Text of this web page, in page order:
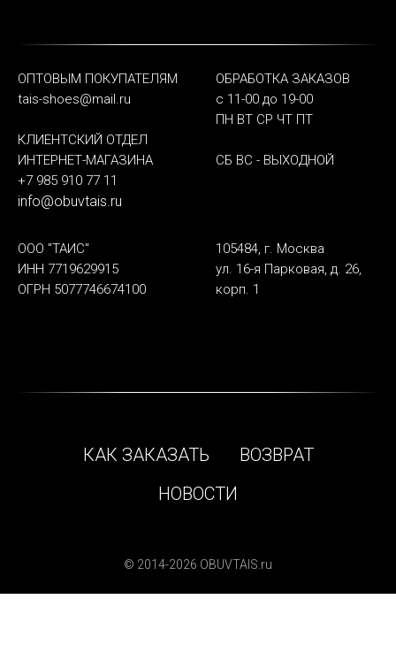
ОПТОВЫМ ПОКУПАТЕЛЯМ
tais-shoes@mail.ru
КЛИЕНТСКИЙ ОТДЕЛ
ИНТЕРНЕТ-МАГАЗИНА
+7 985 910 77 11
info@obuvtais.ru
ОБРАБОТКА ЗАКАЗОВ
с 11-00 до 19-00
ПН ВТ СР ЧТ ПТ
СБ ВС - ВЫХОДНОЙ
ООО "ТАИС"
ИНН 7719629915
ОГРН 5077746674100
105484, г. Москва
ул. 16-я Парковая, д. 26,
корп. 1
КАК ЗАКАЗАТЬ
ВОЗВРАТ
НОВОСТИ
© 2014-2026 OBUVTAIS.ru